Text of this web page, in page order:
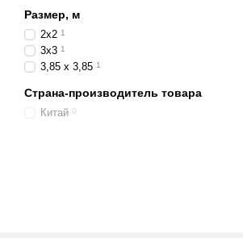
Размер, м
2x2 1
3x3 1
3,85 x 3,85 1
Страна-производитель товара
Китай 0